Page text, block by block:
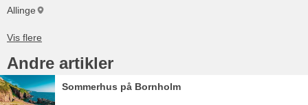
Allinge
Andre artikler
Sommerhus på Bornholm